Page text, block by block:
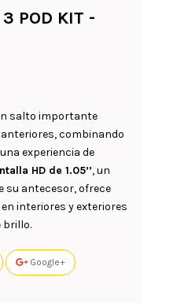
POD KIT -
salto importante
combinando
experiencia de
HD de 1.05’’, un
su antecesor, ofrece
interiores y exteriores
brillo.
Google+